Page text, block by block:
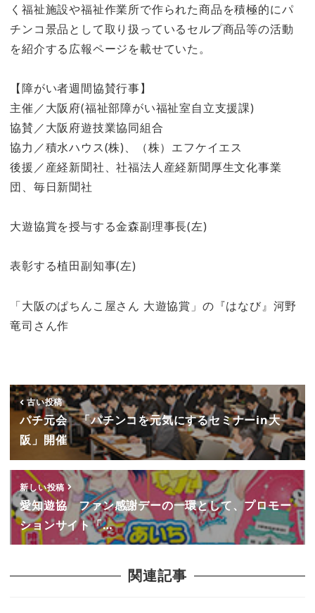
く福祉施設や福祉作業所で作られた商品を積極的にパ
チンコ景品として取り扱っているセルプ商品等の活動
を紹介する広報ページを載せていた。
【障がい者週間協賛行事】
主催／大阪府(福祉部障がい福祉室自立支援課)
協賛／大阪府遊技業協同組合
協力／積水ハウス(株)、（株）エフケイエス
後援／産経新聞社、社福法人産経新聞厚生文化事業
団、毎日新聞社
大遊協賞を授与する金森副理事長(左)
表彰する植田副知事(左)
「大阪のぱちんこ屋さん 大遊協賞」の『はなび』河野
竜司さん作
古い投稿
パチ元会 「パチンコを元気にするセミナーin大
阪」開催
新しい投稿
愛知遊協 ファン感謝デーの一環として、プロモー
ションサイト「…
関連記事